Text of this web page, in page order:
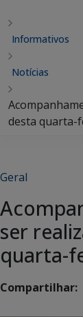
Informativos
Notícias
desta quarta-
Geral
ser
quarta-
Compartilhar: